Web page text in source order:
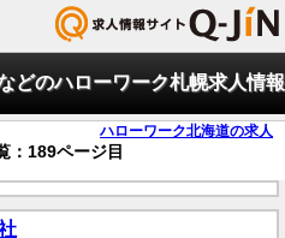
どのハローワーク札幌求人情報
ハローワーク北海道の求人
：189ページ目